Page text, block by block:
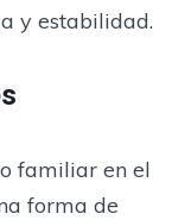
y estabilidad.
familiar en el
forma de